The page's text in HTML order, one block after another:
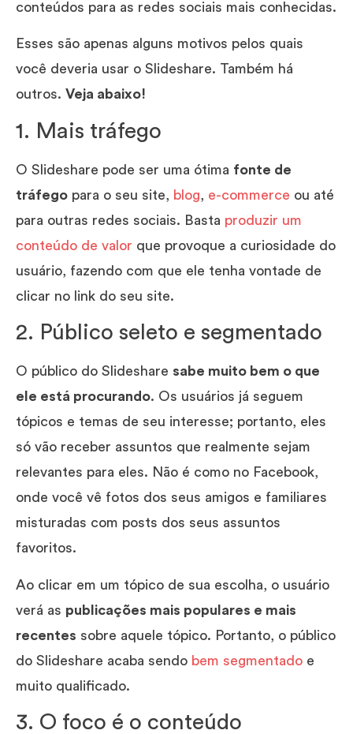
conteúdos para as redes sociais mais conhecidas.
Esses são apenas alguns motivos pelos quais
você deveria usar o Slideshare. Também há
outros. Veja abaixo!
1. Mais tráfego
O Slideshare pode ser uma ótima fonte de
tráfego para o seu site, blog, e-commerce ou até
para outras redes sociais. Basta produzir um
conteúdo de valor que provoque a curiosidade do
usuário, fazendo com que ele tenha vontade de
clicar no link do seu site.
2. Público seleto e segmentado
O público do Slideshare sabe muito bem o que
ele está procurando. Os usuários já seguem
tópicos e temas de seu interesse; portanto, eles
só vão receber assuntos que realmente sejam
relevantes para eles. Não é como no Facebook,
onde você vê fotos dos seus amigos e familiares
misturadas com posts dos seus assuntos
favoritos.
Ao clicar em um tópico de sua escolha, o usuário
verá as publicações mais populares e mais
recentes sobre aquele tópico. Portanto, o público
do Slideshare acaba sendo bem segmentado e
muito qualificado.
3. O foco é o conteúdo